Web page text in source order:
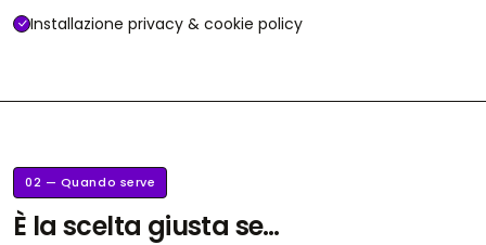
Installazione privacy & cookie policy
02 — Quando serve
È la scelta giusta se…